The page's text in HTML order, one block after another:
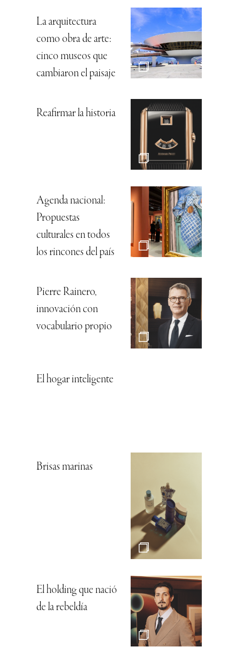
La arquitectura
como obra de arte:
cinco museos que
cambiaron el paisaje
Reafirmar la historia
Agenda nacional:
Propuestas
culturales en todos
los rincones del país
Pierre Rainero,
innovación con
vocabulario propio
El hogar inteligente
Brisas marinas
El holding que nació
de la rebeldía